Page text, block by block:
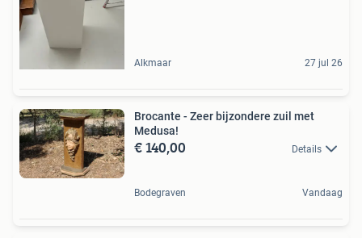
Alkmaar 27 jul 26
Brocante - Zeer bijzondere zuil met
Medusa!
€ 140,00 Details
Bodegraven Vandaag